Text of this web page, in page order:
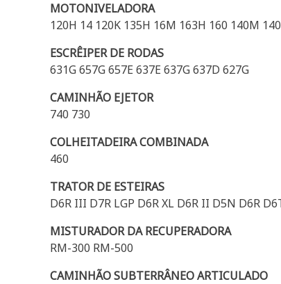
MOTONIVELADORA
120H 14 120K 135H 16M 163H 160 140M
ESCRÊIPER DE RODAS
631G 657G 657E 637E 637G 637D 627G
CAMINHÃO EJETOR
740 730
COLHEITADEIRA COMBINADA
460
TRATOR DE ESTEIRAS
D6R III D7R LGP D6R XL D6R II D5N D6R
MISTURADOR DA RECUPERADORA
RM-300 RM-500
CAMINHÃO SUBTERRÂNEO ARTICULADO